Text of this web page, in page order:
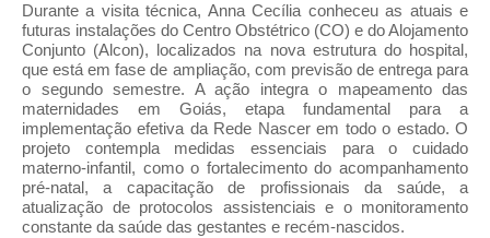
Durante a visita técnica, Anna Cecília conheceu as atuais e
futuras instalações do Centro Obstétrico (CO) e do Alojamento
Conjunto (Alcon), localizados na nova estrutura do hospital,
que está em fase de ampliação, com previsão de entrega para
o segundo semestre. A ação integra o mapeamento das
maternidades em Goiás, etapa fundamental para a
implementação efetiva da Rede Nascer em todo o estado. O
projeto contempla medidas essenciais para o cuidado
materno-infantil, como o fortalecimento do acompanhamento
pré-natal, a capacitação de profissionais da saúde, a
atualização de protocolos assistenciais e o monitoramento
constante da saúde das gestantes e recém-nascidos.